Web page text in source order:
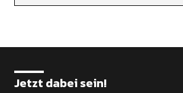
Jetzt dabei sein!